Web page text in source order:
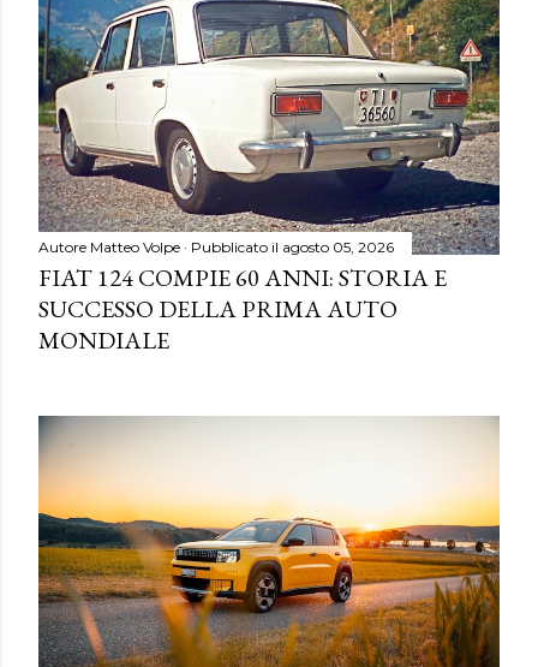
Autore Matteo Volpe Pubblicato il agosto 05, 2026
FIAT 124 COMPIE 60 ANNI: STORIA E
SUCCESSO DELLA PRIMA AUTO
MONDIALE